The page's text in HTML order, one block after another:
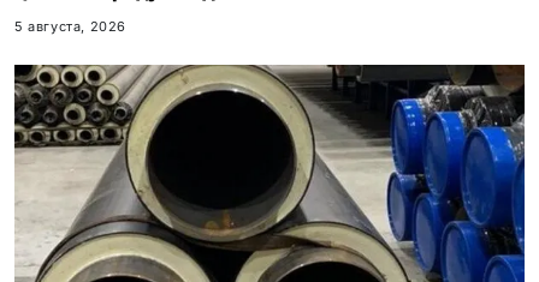
5 августа, 2026